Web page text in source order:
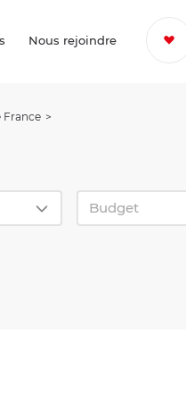
Nous rejoindre
France
Budget